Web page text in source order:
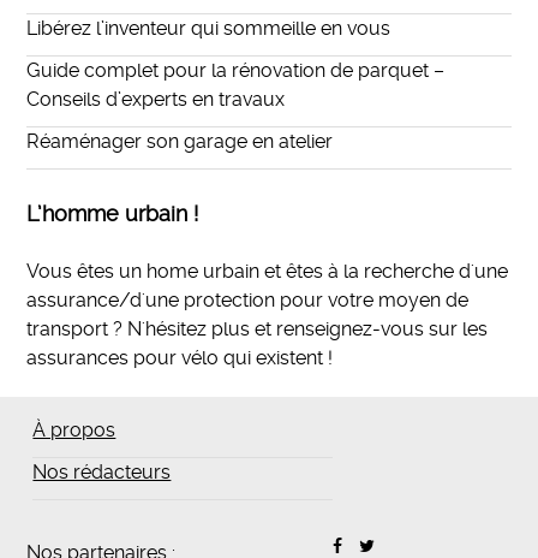
Libérez l’inventeur qui sommeille en vous
Guide complet pour la rénovation de parquet –
Conseils d’experts en travaux
Réaménager son garage en atelier
L’homme urbain !
Vous êtes un home urbain et êtes à la recherche d'une
assurance/d'une protection pour votre moyen de
transport ? N'hésitez plus et renseignez-vous sur les
assurances pour vélo qui existent !
À propos
Nos rédacteurs
Nos partenaires :